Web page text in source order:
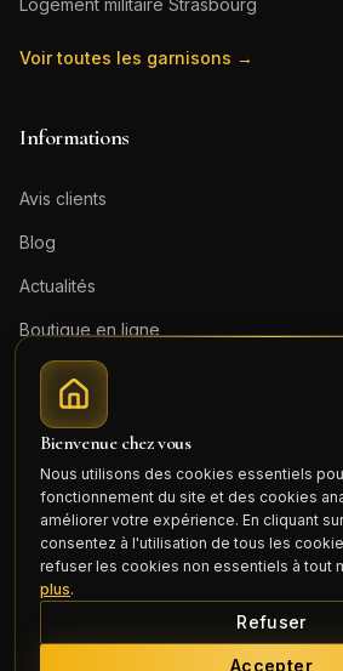
Logement militaire Strasbourg
Voir toutes les garnisons →
Informations
Avis clients
Blog
Actualités
Boutique en ligne
Contact
Mentions légales
Connexion
Bienvenue chez vous
Nous utilisons des cookies essentiels
fonctionnement du site et des cookies
améliorer votre expérience. En cliquant
consentez à l'utilisation de tous les
refuser les cookies non essentiels à tout
plus.
Refuser
Accepter